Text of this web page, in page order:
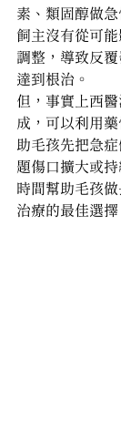
素、類固醇做
飼主沒有從可
調整，導致反
達到根治。
但，事實上西
成，可以利用
助毛孩先把急
題傷口擴大或
時間幫助毛孩
治療的最佳選擇